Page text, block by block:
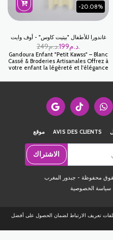
تعريف الارتباط لضمان الحصول على أفضل
-20.08%
غاندورا للأطفال "بيتيت كاوس" - أوف وايت
249 د.م.199 د.م.
Gandoura Enfant "Petit Kawss" – Blanc
Cassé & Broderies Artisanales Offrez à
votre enfant la légèreté et l'élégance
Kawss. Pièce maîtresse de la mode
épuré et un confort exceptionnel.
C'est la tenue idéale pour les
journées de fête, les prières du
traditionnel.
AVIS DES CLIENTS موقع
الاشتراك
جبدور المغرب
سياسة الخصوصية